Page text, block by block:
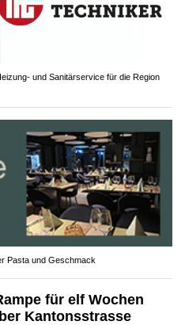
und Sanitärservice für die Region
Pasta und Geschmack
für elf Wochen
Kantonsstrasse